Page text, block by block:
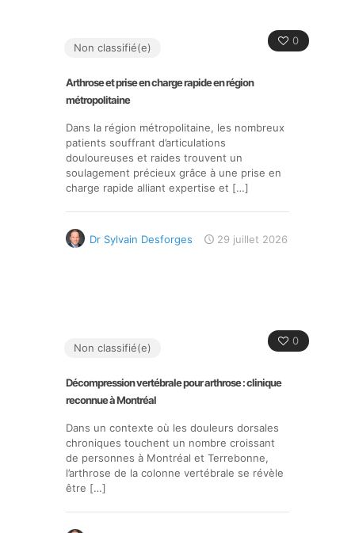
0
Non classifié(e)
Arthrose et prise en charge rapide en région
métropolitaine
Dans la région métropolitaine, les nombreux
patients souffrant d’articulations
douloureuses et raides trouvent un
soulagement précieux grâce à une prise en
charge rapide alliant expertise et […]
Dr Sylvain Desforges 29 juillet 2026
0
Non classifié(e)
Décompression vertébrale pour arthrose : clinique
reconnue à Montréal
Dans un contexte où les douleurs dorsales
chroniques touchent un nombre croissant
de personnes à Montréal et Terrebonne,
l’arthrose de la colonne vertébrale se révèle
être […]